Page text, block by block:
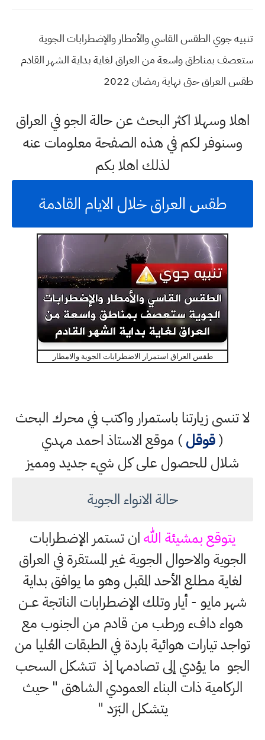
تنبيه جوي الطقس القاسي والأمطار والإضطرابات الجوية
ستعصف بمناطق واسعة من العراق لغاية بداية الشهر القادم
طقس العراق حتى نهاية رمضان 2022
اهلا وسهلا اكثر البحث عن حالة الجو في العراق
وسنوفر لكم في هذه الصفحة معلومات عنه
لذلك اهلا بكم
طقس العراق خلال الايام القادمة
طقس العراق استمرار الاضطرابات الجوية والامطار
لا تنسى زيارتنا باستمرار واكتب في محرك البحث
(قوقل) موقع الاستاذ احمد مهدي
شلال للحصول على كل شيء جديد ومميز
حالة الانواء الجوية
يتوقع بمشيئة اللهان تستمر الإضطرابات
الجوية والاحوال الجوية غير المستقرة في العراق
لغاية مطلع الأحد المقبل وهو ما يوافق بداية
شهر مايو - أيار وتلك الإضطرابات الناتجة عــن
هواء دافء ورطب من قادم من الجنوب مع
تواجد تيارات هوائية باردة في الطبقات العُليا من
الجو ما يؤدي إلى تصادمها إذ تتشكل السحب
الركامية ذات البناء العمودي الشاهق " حيث
يتشكل البَرَد "